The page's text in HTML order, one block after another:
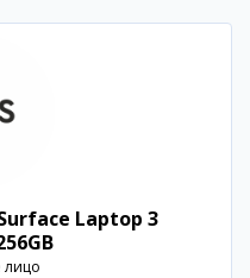
Laptop 3
лицо